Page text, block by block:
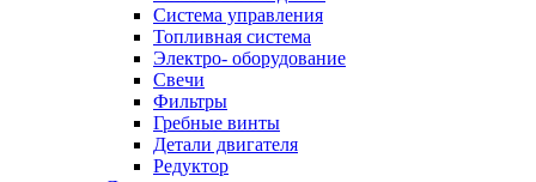
Система управления
Топливная система
Электро- оборудование
Свечи
Фильтры
Гребные винты
Детали двигателя
Редуктор